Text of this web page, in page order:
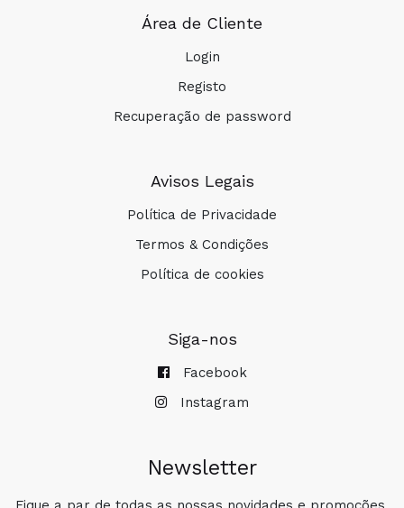
Área de Cliente
Login
Registo
Recuperação de password
Avisos Legais
Política de Privacidade
Termos & Condições
Política de cookies
Siga-nos
Facebook
Instagram
Newsletter